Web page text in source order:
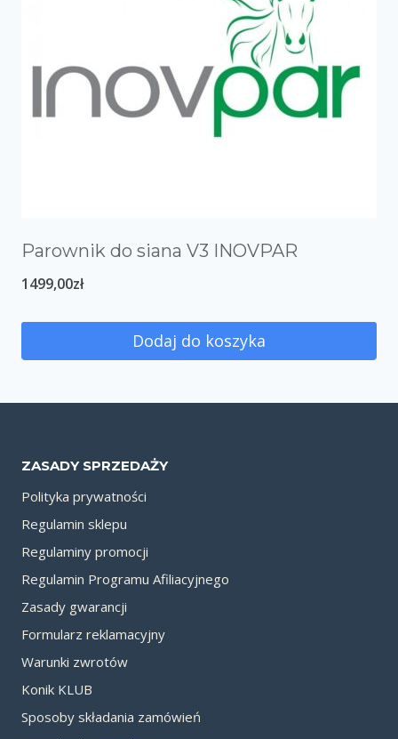
Parownik do siana V3 INOVPAR
1499,00zł
Dodaj do koszyka
ZASADY SPRZEDAŻY
Polityka prywatności
Regulamin sklepu
Regulaminy promocji
Regulamin Programu Afiliacyjnego
Zasady gwarancji
Formularz reklamacyjny
Warunki zwrotów
Konik KLUB
Sposoby składania zamówień